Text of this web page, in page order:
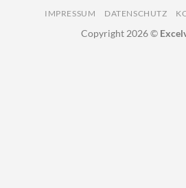
IMPRESSUM DATENSCHUTZ
Copyright 2026 ©